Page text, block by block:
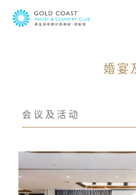
婚宴
会议及活动
您的宝贵意见是带
合您个人需要的服
您的意见及联络资